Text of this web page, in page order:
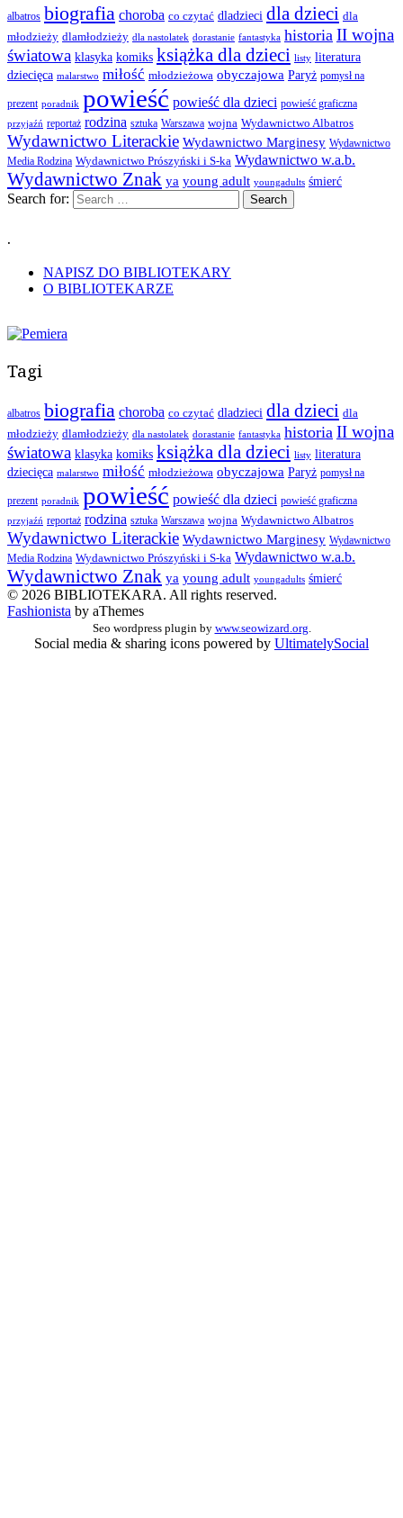
albatros biografia choroba co czytać dladzieci dla dzieci dla
młodzieży dlamłodzieży dla nastolatek dorastanie fantastyka historia II wojna
światowa klasyka komiks książka dla dzieci listy literatura
dziecięca malarstwo miłość młodzieżowa obyczajowa Paryż pomysł na
prezent poradnik powieść powieść dla dzieci powieść graficzna
przyjaźń reportaż rodzina sztuka Warszawa wojna Wydawnictwo Albatros
Wydawnictwo Literackie Wydawnictwo Marginesy Wydawnictwo
Media Rodzina Wydawnictwo Prószyński i S-ka Wydawnictwo w.a.b.
Wydawnictwo Znak ya young adult youngadults śmierć
Search for:
.
NAPISZ DO BIBLIOTEKARY
O BIBLIOTEKARZE
Tagi
albatros biografia choroba co czytać dladzieci dla dzieci dla
młodzieży dlamłodzieży dla nastolatek dorastanie fantastyka historia II wojna
światowa klasyka komiks książka dla dzieci listy literatura
dziecięca malarstwo miłość młodzieżowa obyczajowa Paryż pomysł na
prezent poradnik powieść powieść dla dzieci powieść graficzna
przyjaźń reportaż rodzina sztuka Warszawa wojna Wydawnictwo Albatros
Wydawnictwo Literackie Wydawnictwo Marginesy Wydawnictwo
Media Rodzina Wydawnictwo Prószyński i S-ka Wydawnictwo w.a.b.
Wydawnictwo Znak ya young adult youngadults śmierć
© 2026 BIBLIOTEKARA. All rights reserved.
Fashionista by aThemes
Seo wordpress plugin by www.seowizard.org
Social media & sharing icons powered by UltimatelySocial